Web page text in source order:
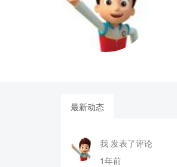
最新动态
我 发表了评论
1年前